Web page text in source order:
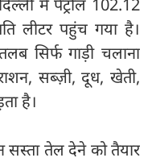
में पेट्रोल 102.12
लीटर पहुंच गया है।
सिर्फ गाड़ी चलाना
सब्ज़ी, दूध, खेती,
है।
सस्ता तेल देने को तैयार